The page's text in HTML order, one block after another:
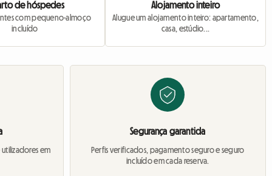
de hóspedes
com pequeno-almoço
incluído
Alojamento inteiro
Alugue um alojamento inteiro: apartamento,
casa, estúdio...
utilizadores em
Segurança garantida
Perfis verificados, pagamento seguro e seguro
incluído em cada reserva.